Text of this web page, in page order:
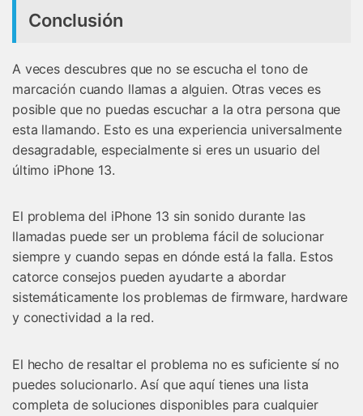
Conclusión
A veces descubres que no se escucha el tono de
marcación cuando llamas a alguien. Otras veces es
posible que no puedas escuchar a la otra persona que
esta llamando. Esto es una experiencia universalmente
desagradable, especialmente si eres un usuario del
último iPhone 13.
El problema del iPhone 13 sin sonido durante las
llamadas puede ser un problema fácil de solucionar
siempre y cuando sepas en dónde está la falla. Estos
catorce consejos pueden ayudarte a abordar
sistemáticamente los problemas de firmware, hardware
y conectividad a la red.
El hecho de resaltar el problema no es suficiente sí no
puedes solucionarlo. Así que aquí tienes una lista
completa de soluciones disponibles para cualquier